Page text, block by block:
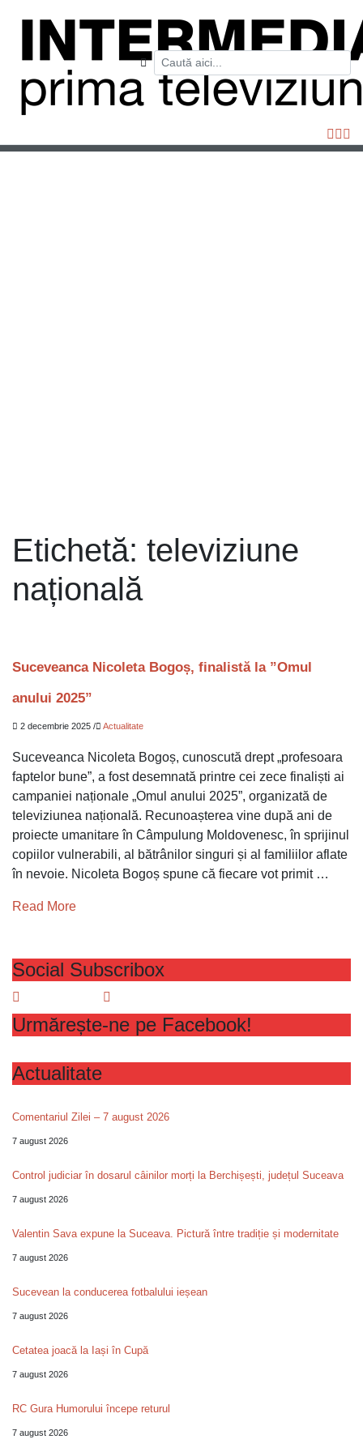
Etichetă: televiziune
națională
Suceveanca Nicoleta Bogoș, finalistă la ”Omul
anului 2025”
2 decembrie 2025 / Actualitate
Suceveanca Nicoleta Bogoș, cunoscută drept „profesoara
faptelor bune”, a fost desemnată printre cei zece finaliști ai
campaniei naționale „Omul anului 2025”, organizată de
televiziunea națională. Recunoașterea vine după ani de
proiecte umanitare în Câmpulung Moldovenesc, în sprijinul
copiilor vulnerabili, al bătrânilor singuri și al familiilor aflate
în nevoie. Nicoleta Bogoș spune că fiecare vot primit …
Read More
Social Subscribox
Urmărește-ne pe Facebook!
Actualitate
Comentariul Zilei – 7 august 2026
7 august 2026
Control judiciar în dosarul câinilor morți la Berchișești, județul Suceava
7 august 2026
Valentin Sava expune la Suceava. Pictură între tradiție și modernitate
7 august 2026
Sucevean la conducerea fotbalului ieșean
7 august 2026
Cetatea joacă la Iași în Cupă
7 august 2026
RC Gura Humorului începe returul
7 august 2026